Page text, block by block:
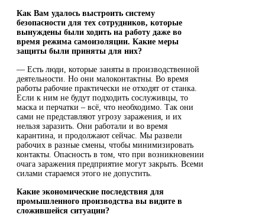
Как Вам удалось выстроить систему
безопасности для тех сотрудников, которые
вынуждены были ходить на работу даже во
время режима самоизоляции. Какие меры
защиты были приняты для них?
— Есть люди, которые заняты в производственной
деятельности. Но они малоконтактны. Во время
работы рабочие практически не отходят от станка.
Если к ним не будут подходить сослуживцы, то
маска и перчатки – всё, что необходимо. Так они
сами не представляют угрозу заражения, и их
нельзя заразить. Они работали и во время
карантина, и продолжают сейчас. Мы развели
рабочих в разные смены, чтобы минимизировать
контакты. Опасность в том, что при возникновении
очага заражения предприятие могут закрыть. Всеми
силами стараемся этого не допустить.
Какие экономические последствия для
промышленного производства вы видите в
сложившейся ситуации?